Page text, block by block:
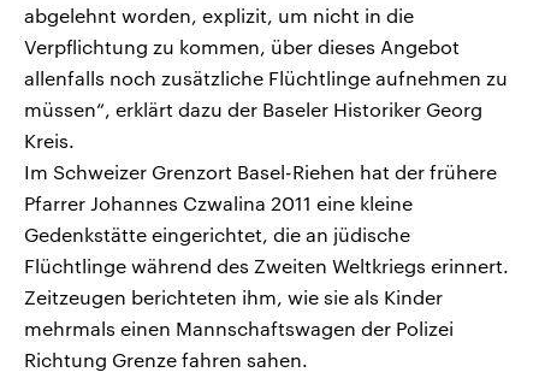
abgelehnt worden, explizit, um nicht in die
Verpflichtung zu kommen, über dieses Angebot
allenfalls noch zusätzliche Flüchtlinge aufnehmen zu
müssen“, erklärt dazu der Baseler Historiker Georg
Kreis.
Im Schweizer Grenzort Basel-Riehen hat der frühere
Pfarrer Johannes Czwalina 2011 eine kleine
Gedenkstätte eingerichtet, die an jüdische
Flüchtlinge während des Zweiten Weltkriegs erinnert.
Zeitzeugen berichteten ihm, wie sie als Kinder
mehrmals einen Mannschaftswagen der Polizei
Richtung Grenze fahren sahen.